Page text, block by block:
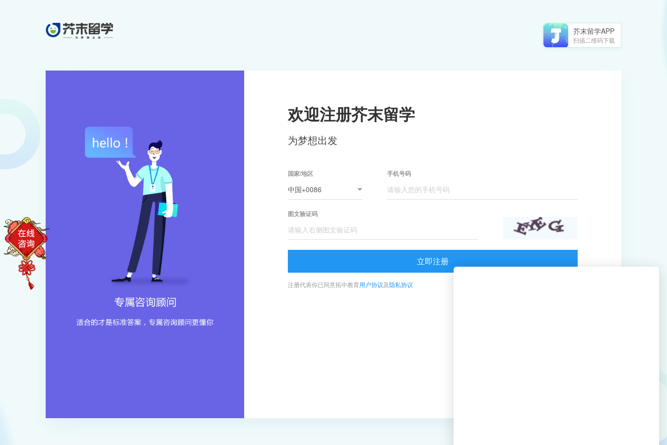
芥末留学APP
扫描二维码下载
欢迎注册芥末留学
为梦想出发
国家/地区 手机号码
图文验证码
立即注册
注册代表你已同意拓中教育用户协议及隐私协议